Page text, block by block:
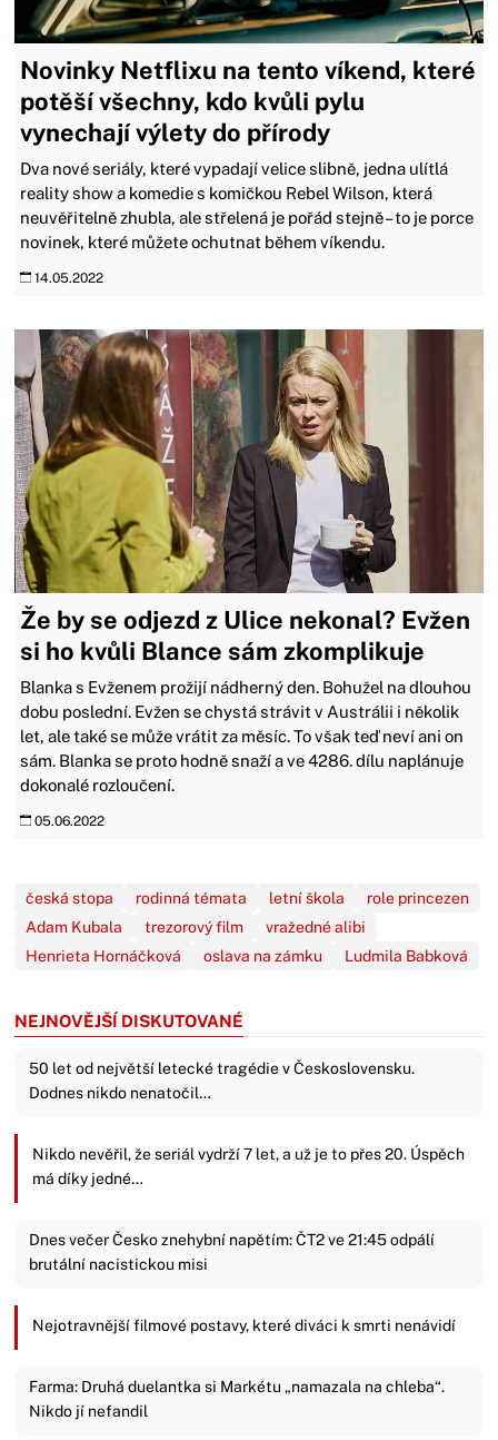
Novinky Netflixu na tento víkend, které
potěší všechny, kdo kvůli pylu
vynechají výlety do přírody
Dva nové seriály, které vypadají velice slibně, jedna ulítlá
reality show a komedie s komičkou Rebel Wilson, která
neuvěřitelně zhubla, ale střelená je pořád stejně – to je porce
novinek, které můžete ochutnat během víkendu.
14.05.2022
Že by se odjezd z Ulice nekonal? Evžen
si ho kvůli Blance sám zkomplikuje
Blanka s Evženem prožijí nádherný den. Bohužel na dlouhou
dobu poslední. Evžen se chystá strávit v Austrálii i několik
let, ale také se může vrátit za měsíc. To však teď neví ani on
sám. Blanka se proto hodně snaží a ve 4286. dílu naplánuje
dokonalé rozloučení.
05.06.2022
česká stopa rodinná témata letní škola
role princezen
Adam Kubala
trezorový film
vražedné alibi
Henrieta Hornáčková
oslava na zámku Ludmila Babková
NEJNOVĚJŠÍ DISKUTOVANÉ
50 let od největší letecké tragédie v Československu.
Dodnes nikdo nenatočil…
Nikdo nevěřil, že seriál vydrží 7 let, a už je to přes 20. Úspěch
má díky jedné…
Dnes večer Česko znehybní napětím: ČT2 ve 21:45 odpálí
brutální nacistickou misi
Nejotravnější filmové postavy, které diváci k smrti nenávidí
Farma: Druhá duelantka si Markétu „namazala na chleba“.
Nikdo jí nefandil